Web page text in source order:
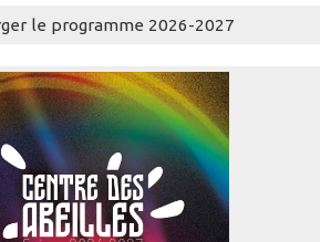
le programme 2026-2027